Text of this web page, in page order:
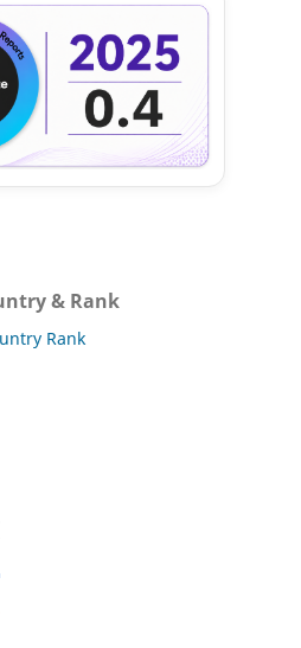
& Rank